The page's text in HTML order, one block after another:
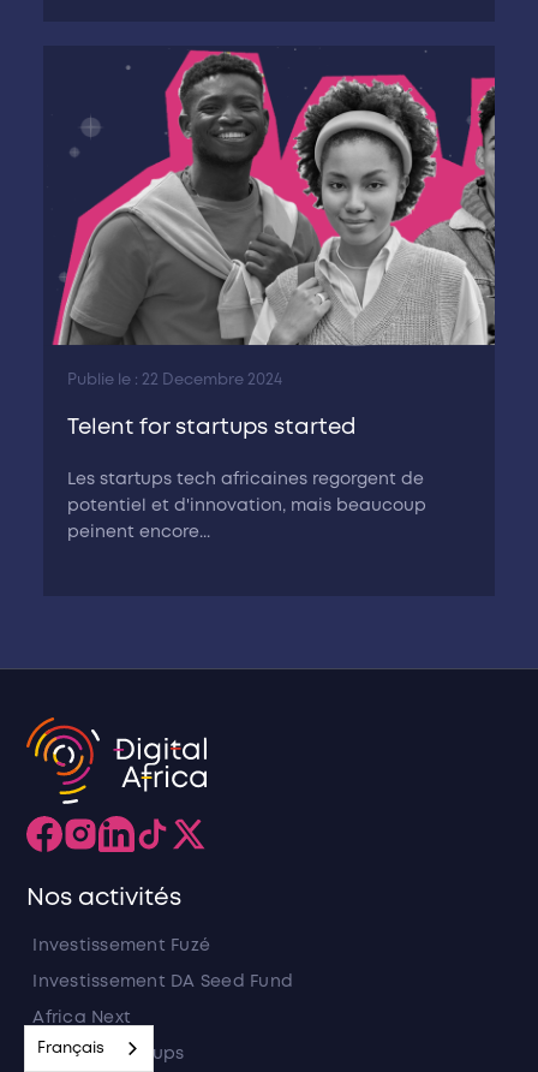
Publie le : 22 Decembre 2024
Telent for startups started
Les startups tech africaines regorgent de
potentiel et d'innovation, mais beaucoup
peinent encore...
Nos activités
Investissement Fuzé
Investissement DA Seed Fund
Africa Next
Talent 4 Startups
Français